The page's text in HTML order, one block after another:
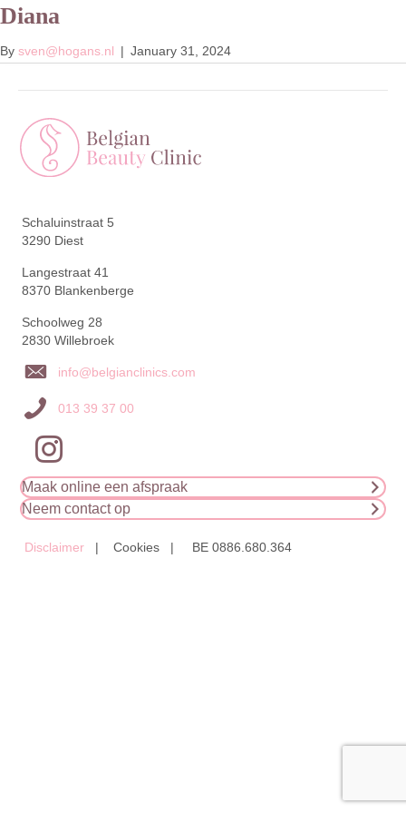
Diana
By sven@hogans.nl | January 31, 2024
Schaluinstraat 5
3290 Diest
Langestraat 41
8370 Blankenberge
Schoolweg 28
2830 Willebroek
info@belgianclinics.com
013 39 37 00
Maak online een afspraak
Neem contact op
Disclaimer | Cookies | BE 0886.680.364